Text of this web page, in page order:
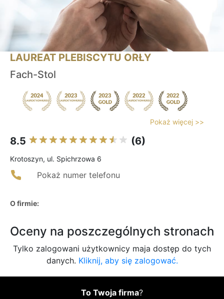
LAUREAT PLEBISCYTU ORŁY
Fach-Stol
Pokaż więcej >>
8.5 (6)
Krotoszyn, ul. Spichrzowa 6
Pokaż numer telefonu
O firmie:
Oceny na poszczególnych stronach
Tylko zalogowani użytkownicy maja dostęp do tych
danych. Kliknij, aby się zalogować.
To Twoja firma?